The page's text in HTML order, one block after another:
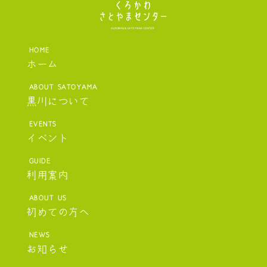
ホーム
黒川について
イベント
利用案内
初めての方へ
お知らせ